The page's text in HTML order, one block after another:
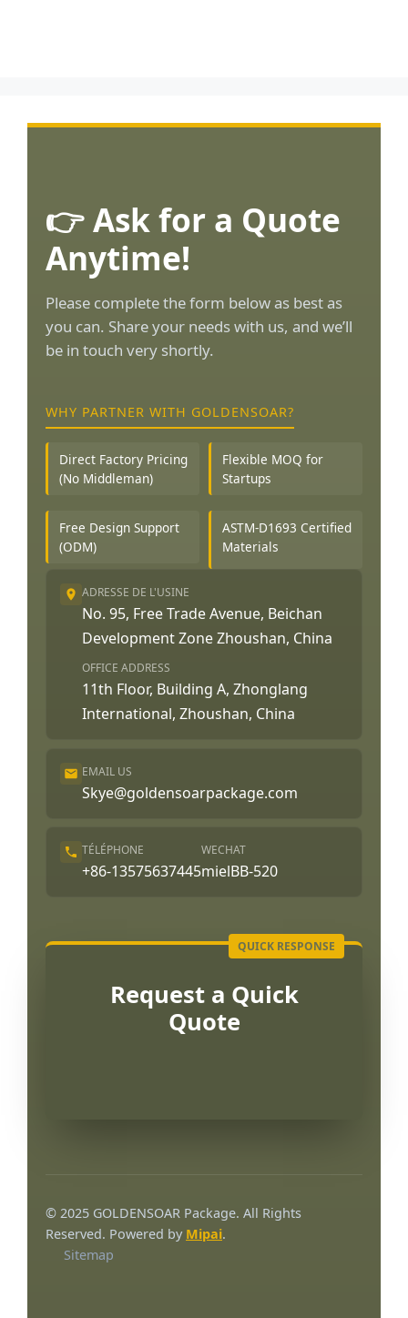
👉 Ask for a Quote
Anytime!
Please complete the form below as best as
you can. Share your needs with us, and we’ll
be in touch very shortly.
WHY PARTNER WITH GOLDENSOAR?
Direct Factory Pricing
(No Middleman)
Flexible MOQ for
Startups
Free Design Support
(ODM)
ASTM-D1693 Certified
Materials
ADRESSE DE L'USINE
No. 95, Free Trade Avenue, Beichan
Development Zone Zhoushan, China
OFFICE ADDRESS
11th Floor, Building A, Zhonglang
International, Zhoushan, China
EMAIL US
Skye@goldensoarpackage.com
TÉLÉPHONE
+86-13575637445
WECHAT
mielBB-520
Request a Quick
Quote
© 2025 GOLDENSOAR Package. All Rights
Reserved. Powered by Mipai.
Sitemap